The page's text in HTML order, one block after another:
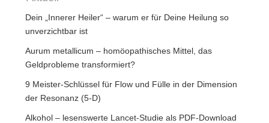
Dein „Innerer Heiler“ – warum er für Deine Heilung so
unverzichtbar ist
Aurum metallicum – homöopathisches Mittel, das
Geldprobleme transformiert?
9 Meister-Schlüssel für Flow und Fülle in der Dimension
der Resonanz (5-D)
Alkohol – lesenswerte Lancet-Studie als PDF-Download